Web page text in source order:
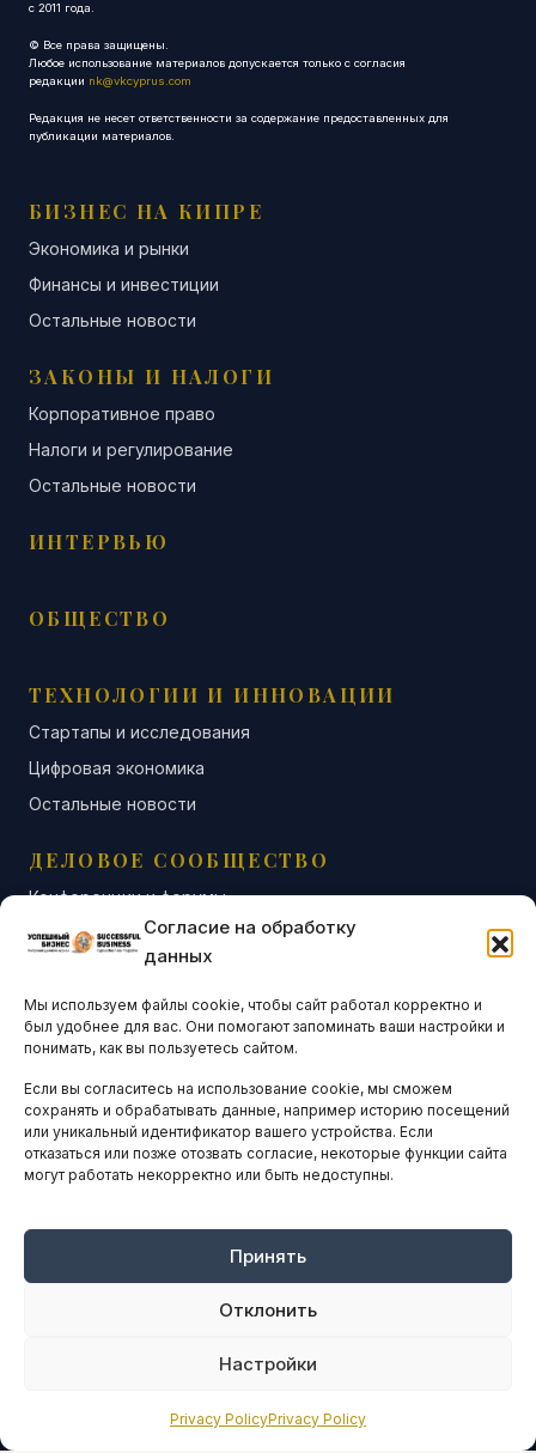
Согласие на обработку
данных
Мы используем файлы cookie, чтобы сайт работал корректно и
был удобнее для вас. Они помогают запоминать ваши настройки и
понимать, как вы пользуетесь сайтом.
Если вы согласитесь на использование cookie, мы сможем
сохранять и обрабатывать данные, например историю посещений
или уникальный идентификатор вашего устройства. Если
отказаться или позже отозвать согласие, некоторые функции сайта
могут работать некорректно или быть недоступны.
Принять
Отклонить
Настройки
Privacy PolicyPrivacy Policy
с 2011 года.
© Все права защищены.
Любое использование материалов допускается только с согласия
редакции nk@vkcyprus.com
Редакция не несет ответственности за содержание предоставленных для
публикации материалов.
БИЗНЕС НА КИПРЕ
Экономика и рынки
Финансы и инвестиции
Остальные новости
ЗАКОНЫ И НАЛОГИ
Корпоративное право
Налоги и регулирование
Остальные новости
ИНТЕРВЬЮ
ОБЩЕСТВО
ТЕХНОЛОГИИ И ИННОВАЦИИ
Стартапы и исследования
Цифровая экономика
Остальные новости
ДЕЛОВОЕ СООБЩЕСТВО
Конференции и форумы
Бизнес-клубы и ассоциации
Остальные новости
АНАЛИТИКА И СТАТИСТИКА
ARTICLES IN ENGLISH
НАВИГАЦИЯ
Оплата онлайн